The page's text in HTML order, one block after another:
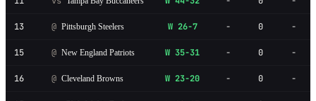
13 @ Pittsburgh Steelers W 26-7 - 0 -
15 @ New England Patriots W 35-31 - 0 -
16 @ Cleveland Browns W 23-20 - 0 -